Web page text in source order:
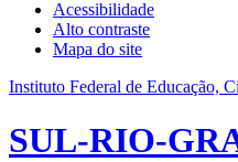
Acessibilidade
Alto contraste
Mapa do site
Instituto Federal de Educação,
SUL-RIO-